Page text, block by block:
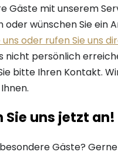
Gäste mit unserem
oder wünschen Sie ein
uns oder rufen Sie uns
nicht persönlich
bitte Ihren Kontakt.
Sie uns jetzt an!
Gäste?